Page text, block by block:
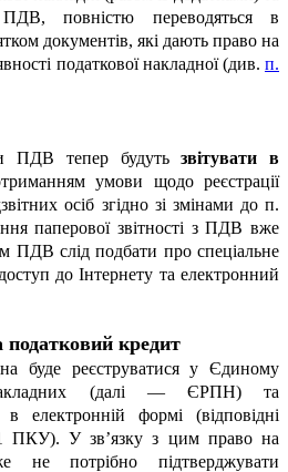
ПДВ, повністю переводяться в
документів, які дають право на
податкової накладної (див. п.
ПДВ тепер будутьзвітувати в
умови щодо реєстрації
осіб згідно зі змінами до п.
паперової звітності з ПДВ вже
ПДВ слід подбати про спеціальне
до Інтернету та електронний
податковий кредит
буде реєструватися у Єдиному
накладних (далі — ЄРПН) та
в електронній формі (відповідні
ПКУ). У зв’язку з цим право на
не потрібно підтверджувати